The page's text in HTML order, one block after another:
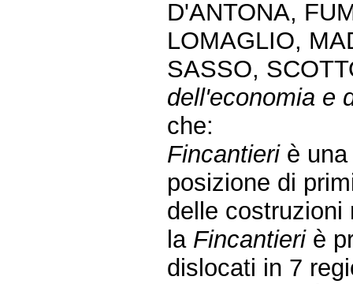
D'ANTONA,
LOMAGLIO,
SASSO,
dell'economia e
che:
Fincantieriè una
posizione di
delle costruzioni
la Fincantieriè
dislocati in 7